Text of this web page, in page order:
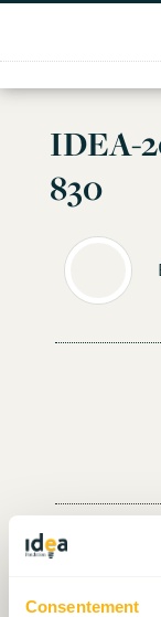
Consentement
Skip
content
IDEA-
830